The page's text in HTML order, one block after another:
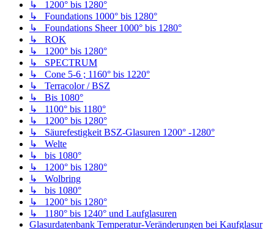
↳ 1200° bis 1280°
↳ Foundations 1000° bis 1280°
↳ Foundations Sheer 1000° bis 1280°
↳ ROK
↳ 1200° bis 1280°
↳ SPECTRUM
↳ Cone 5-6 ; 1160° bis 1220°
↳ Terracolor / BSZ
↳ Bis 1080°
↳ 1100° bis 1180°
↳ 1200° bis 1280°
↳ Säurefestigkeit BSZ-Glasuren 1200° -1280°
↳ Welte
↳ bis 1080°
↳ 1200° bis 1280°
↳ Wolbring
↳ bis 1080°
↳ 1200° bis 1280°
↳ 1180° bis 1240° und Laufglasuren
Glasurdatenbank Temperatur-Veränderungen bei Kaufglasur